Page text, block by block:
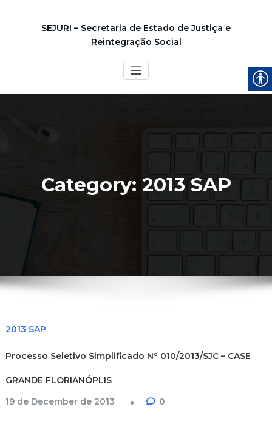
SEJURI – Secretaria de Estado de Justiça e
Reintegração Social
Category: 2013 SAP
2013 SAP
Processo Seletivo Simplificado Nº 010/2013/SJC – CASE
GRANDE FLORIANÓPLIS
19 de December de 2013
0